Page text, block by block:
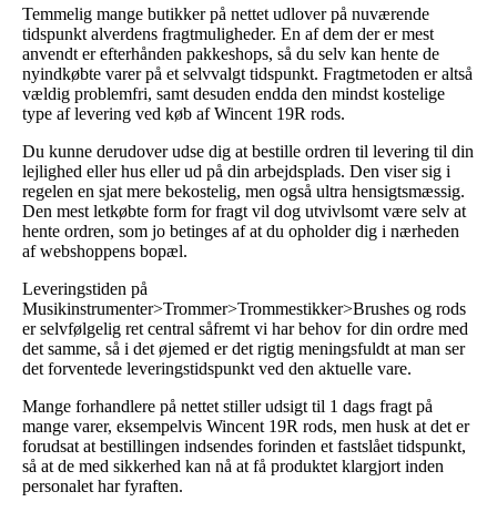
Temmelig mange butikker på nettet udlover på nuværende
tidspunkt alverdens fragtmuligheder. En af dem der er mest
anvendt er efterhånden pakkeshops, så du selv kan hente de
nyindkøbte varer på et selvvalgt tidspunkt. Fragtmetoden er altså
vældig problemfri, samt desuden endda den mindst kostelige
type af levering ved køb af Wincent 19R rods.
Du kunne derudover udse dig at bestille ordren til levering til din
lejlighed eller hus eller ud på din arbejdsplads. Den viser sig i
regelen en sjat mere bekostelig, men også ultra hensigtsmæssig.
Den mest letkøbte form for fragt vil dog utvivlsomt være selv at
hente ordren, som jo betinges af at du opholder dig i nærheden
af webshoppens bopæl.
Leveringstiden på
Musikinstrumenter>Trommer>Trommestikker>Brushes og rods
er selvfølgelig ret central såfremt vi har behov for din ordre med
det samme, så i det øjemed er det rigtig meningsfuldt at man ser
det forventede leveringstidspunkt ved den aktuelle vare.
Mange forhandlere på nettet stiller udsigt til 1 dags fragt på
mange varer, eksempelvis Wincent 19R rods, men husk at det er
forudsat at bestillingen indsendes forinden et fastslået tidspunkt,
så at de med sikkerhed kan nå at få produktet klargjort inden
personalet har fyraften.